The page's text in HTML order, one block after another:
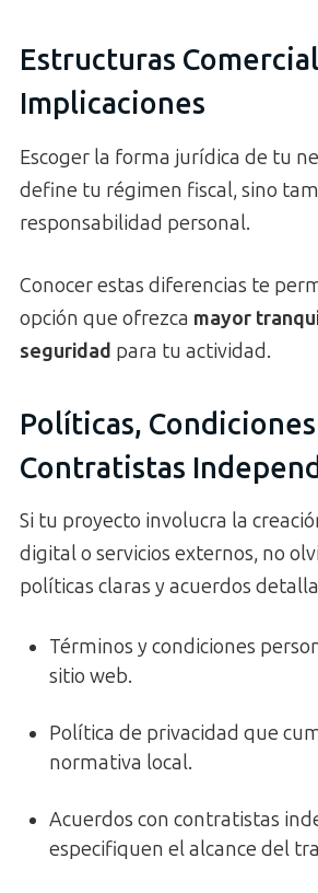
Estructuras
Implicaciones
Escoger la forma jurídica de tu
define tu régimen fiscal, sino
responsabilidad personal.
Conocer estas diferencias te
opción que ofrezca mayor
seguridad para tu actividad.
Políticas,
Contratistas
Si tu proyecto involucra la
digital o servicios externos, no
políticas claras y acuerdos
Términos y condiciones
sitio web.
Política de privacidad que
normativa local.
Acuerdos con contratistas
especifiquen el alcance del